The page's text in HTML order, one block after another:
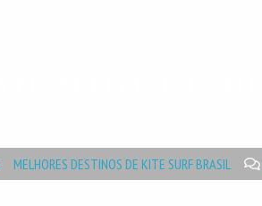
MELHORES DESTINOS DE KITE SURF BRASIL